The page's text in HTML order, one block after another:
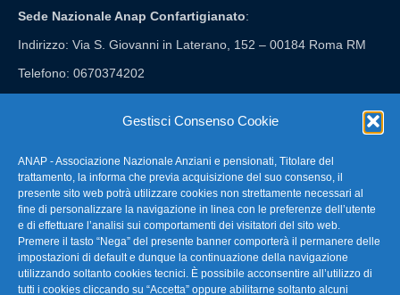
Gestisci Consenso Cookie
ANAP - Associazione Nazionale Anziani e pensionati, Titolare del
trattamento, la informa che previa acquisizione del suo consenso, il
presente sito web potrà utilizzare cookies non strettamente necessari al
fine di personalizzare la navigazione in linea con le preferenze dell’utente
e di effettuare l’analisi sui comportamenti dei visitatori del sito web.
Premere il tasto “Nega” del presente banner comporterà il permanere delle
impostazioni di default e dunque la continuazione della navigazione
utilizzando soltanto cookies tecnici. È possibile acconsentire all’utilizzo di
tutti i cookies cliccando su “Accetta” oppure abilitarne soltanto alcuni
Sede Nazionale Anap Confartigianato:
Indirizzo: Via S. Giovanni in Laterano, 152 – 00184 Roma RM
Telefono: 0670374202
FAQ – Domande Frequenti
La nostra Newsletter
Link Utili